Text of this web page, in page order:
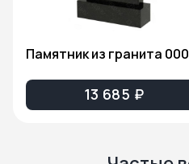
Памятник из гранита
13 685 ₽